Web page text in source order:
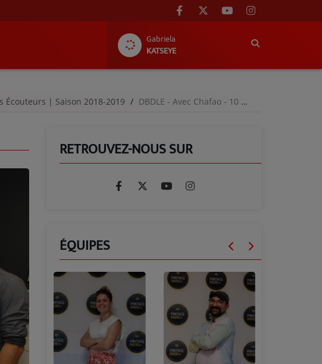
Gabriela
KATSEYE
Écouteurs | Saison 2018-2019 DBDLE - Avec Chafao - 10 novembre 2018
RETROUVEZ-NOUS SUR
ÉQUIPES